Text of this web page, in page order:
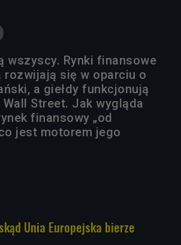
wszyscy. Rynki finansowe
rozwijają się w oparciu o
a giełdy funkcjonują
Street. Jak wygląda
finansowy „od
jest motorem jego
Unia Europejska bierze